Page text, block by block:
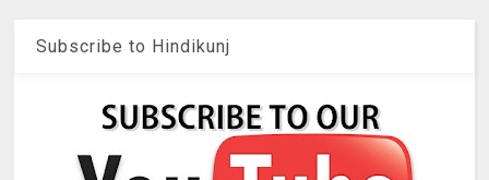
Subscribe to Hindikunj